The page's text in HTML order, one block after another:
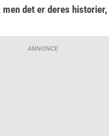
det er deres hi­sto­ri­er,
ANNONCE